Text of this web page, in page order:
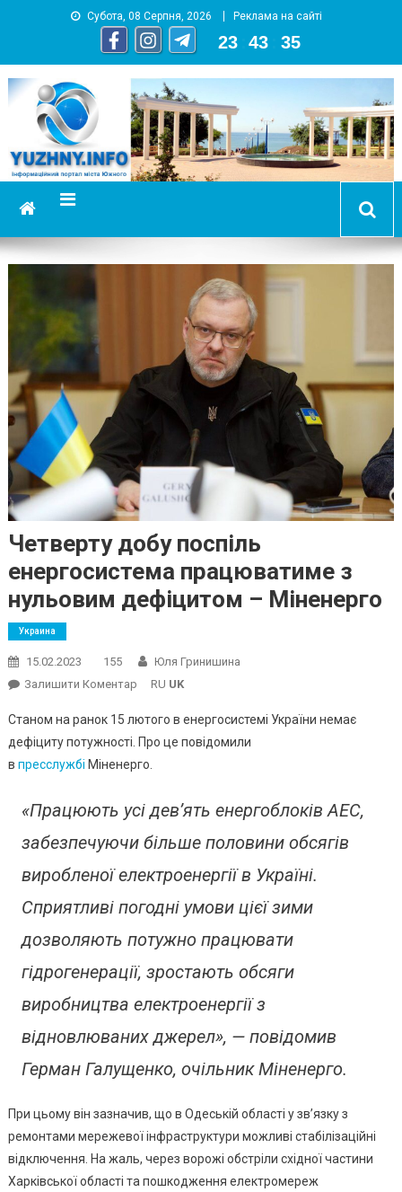
Субота, 08 Серпня, 2026 Реклама на сайті
23 43 36
YUZHNY.INFO
информационный портал города Южный
Четверту добу поспіль
енергосистема працюватиме з
нульовим дефіцитом – Міненерго
Украина
15.02.2023 155
Юля Гринишина
Залишити КоментарOn
Добу
Поспіль
Енергосистема
З
Дефіцитом
–
RU UK
Станом на ранок 15 лютого в енергосистемі України немає
дефіциту потужності. Про це повідомили
в пресслужбі Міненерго.
«Працюють усі дев’ять енергоблоків АЕС,
забезпечуючи більше половини обсягів
виробленої електроенергії в Україні.
Сприятливі погодні умови цієї зими
дозволяють потужно працювати
гідрогенерації, зростають обсяги
виробництва електроенергії з
відновлюваних джерел», — повідомив
Герман Галущенко, очільник Міненерго.
При цьому він зазначив, що в Одеській області у зв’язку з
ремонтами мережевої інфраструктури можливі стабілізаційні
відключення. На жаль, через ворожі обстріли східної частини
Харківської області та пошкодження електромереж